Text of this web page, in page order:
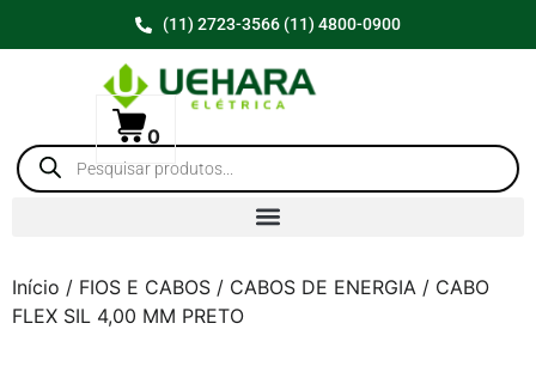
(11) 2723-3566 (11) 4800-0900
0
Início / FIOS E CABOS / CABOS DE ENERGIA / CABO
FLEX SIL 4,00 MM PRETO